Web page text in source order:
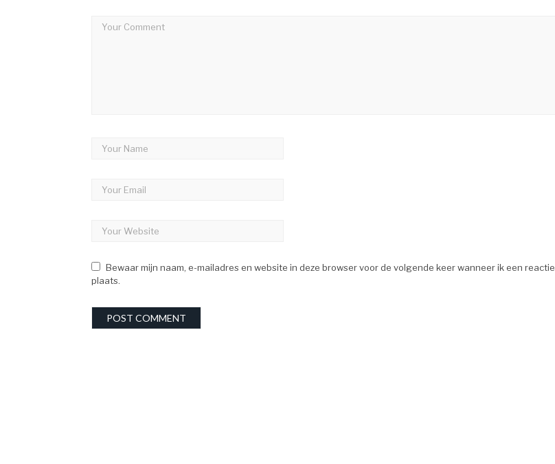
Bewaar mijn naam, e-mailadres en website in deze browser voor de volgende keer wanneer ik een reactie
plaats.